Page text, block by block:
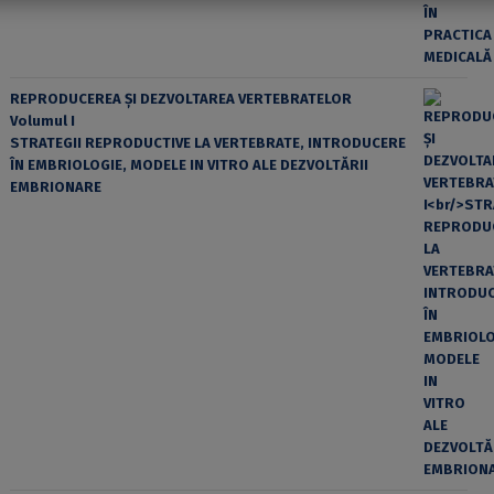
REPRODUCEREA ȘI DEZVOLTAREA VERTEBRATELOR
Volumul I
STRATEGII REPRODUCTIVE LA VERTEBRATE, INTRODUCERE
ÎN EMBRIOLOGIE, MODELE IN VITRO ALE DEZVOLTĂRII
EMBRIONARE